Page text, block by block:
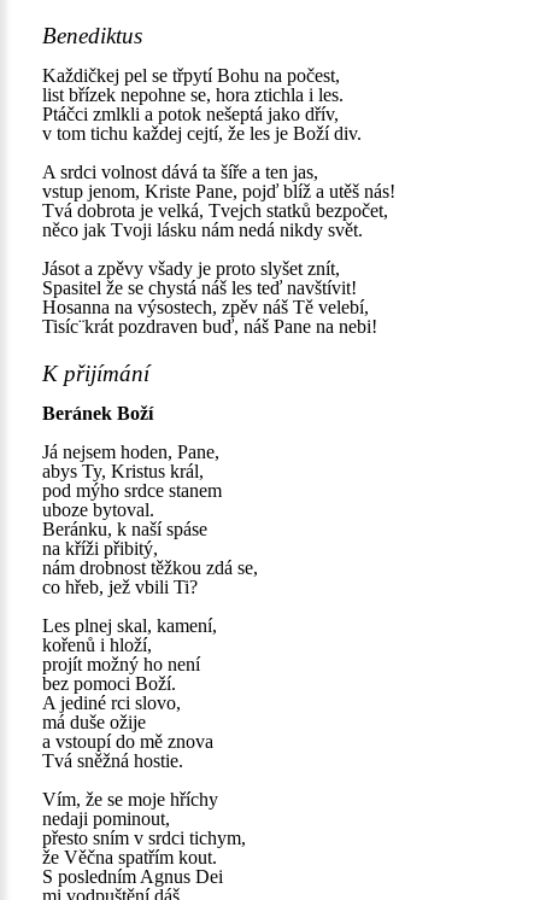
Benediktus
Každičkej pel se třpytí Bohu na počest,
list břízek nepohne se, hora ztichla i les.
Ptáčci zmlkli a potok nešeptá jako dřív,
v tom tichu každej cejtí, že les je Boží div.
A srdci volnost dává ta šíře a ten jas,
vstup jenom, Kriste Pane, pojď blíž a utěš nás!
Tvá dobrota je velká, Tvejch statků bezpočet,
něco jak Tvoji lásku nám nedá nikdy svět.
Jásot a zpěvy všady je proto slyšet znít,
Spasitel že se chystá náš les teď navštívit!
Hosanna na výsostech, zpěv náš Tě velebí,
Tisíc¨krát pozdraven buď, náš Pane na nebi!
K přijímání
Beránek Boží
Já nejsem hoden, Pane,
abys Ty, Kristus král,
pod mýho srdce stanem
uboze bytoval.
Beránku, k naší spáse
na kříži přibitý,
nám drobnost těžkou zdá se,
co hřeb, jež vbili Ti?
Les plnej skal, kamení,
kořenů i hloží,
projít možný ho není
bez pomoci Boží.
A jediné rci slovo,
má duše ožije
a vstoupí do mě znova
Tvá sněžná hostie.
Vím, že se moje hříchy
nedaji pominout,
přesto sním v srdci tichym,
že Věčna spatřím kout.
S posledním Agnus Dei
mi vodpuštění dáš,